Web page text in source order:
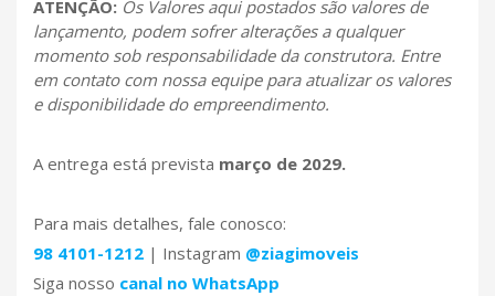
ATENÇÃO: Os Valores aqui postados são valores de
lançamento, podem sofrer alterações a qualquer
momento sob responsabilidade da construtora. Entre
em contato com nossa equipe para atualizar os valores
e disponibilidade do empreendimento.
A entrega está prevista março de 2029.
Para mais detalhes, fale conosco:
98 4101-1212 | Instagram @ziagimoveis
Siga nosso canal no WhatsApp